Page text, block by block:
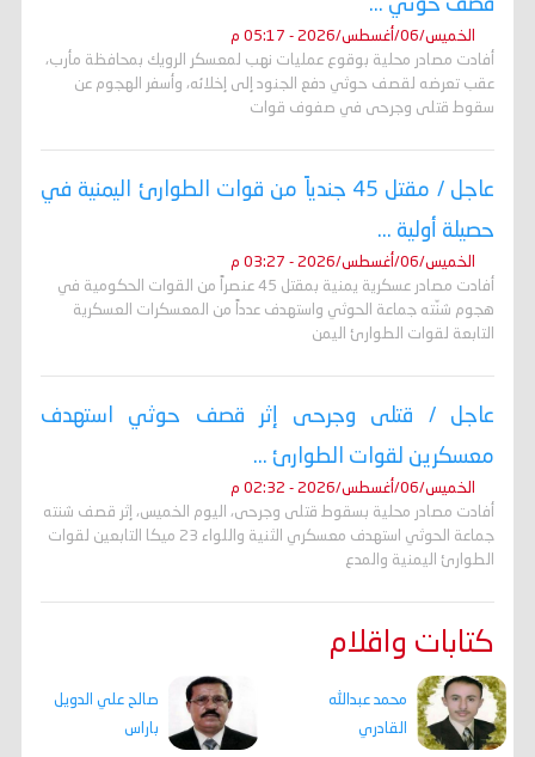
قصف حوثي ...
الخميس/06/أغسطس/2026 - 05:17 م
أفادت مصادر محلية بوقوع عمليات نهب لمعسكر الرويك بمحافظة مأرب،
عقب تعرضه لقصف حوثي دفع الجنود إلى إخلائه، وأسفر الهجوم عن
سقوط قتلى وجرحى في صفوف قوات
عاجل / مقتل 45 جندياً من قوات الطوارئ اليمنية في
حصيلة أولية ...
الخميس/06/أغسطس/2026 - 03:27 م
أفادت مصادر عسكرية يمنية بمقتل 45 عنصراً من القوات الحكومية في
هجوم شنّته جماعة الحوثي واستهدف عدداً من المعسكرات العسكرية
التابعة لقوات الطوارئ اليمن
عاجل / قتلى وجرحى إثر قصف حوثي استهدف
معسكرين لقوات الطوارئ ...
الخميس/06/أغسطس/2026 - 02:32 م
أفادت مصادر محلية بسقوط قتلى وجرحى، اليوم الخميس، إثر قصف شنته
جماعة الحوثي استهدف معسكري الثنية واللواء 23 ميكا التابعين لقوات
الطوارئ اليمنية والمدع
كتابات واقلام
محمد عبدالله
القادري
صالح علي الدويل
باراس